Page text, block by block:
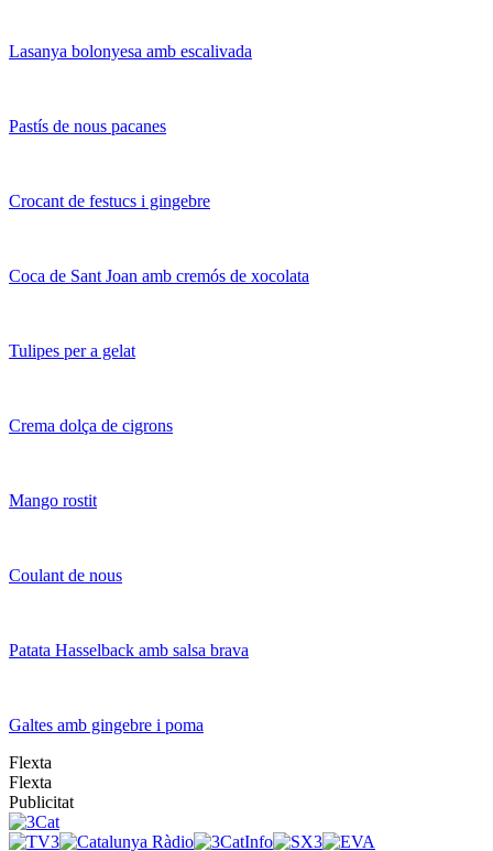
Lasanya bolonyesa amb escalivada
Pastís de nous pacanes
Crocant de festucs i gingebre
Coca de Sant Joan amb cremós de xocolata
Tulipes per a gelat
Crema dolça de cigrons
Mango rostit
Coulant de nous
Patata Hasselback amb salsa brava
Galtes amb gingebre i poma
Flexta
Flexta
Publicitat